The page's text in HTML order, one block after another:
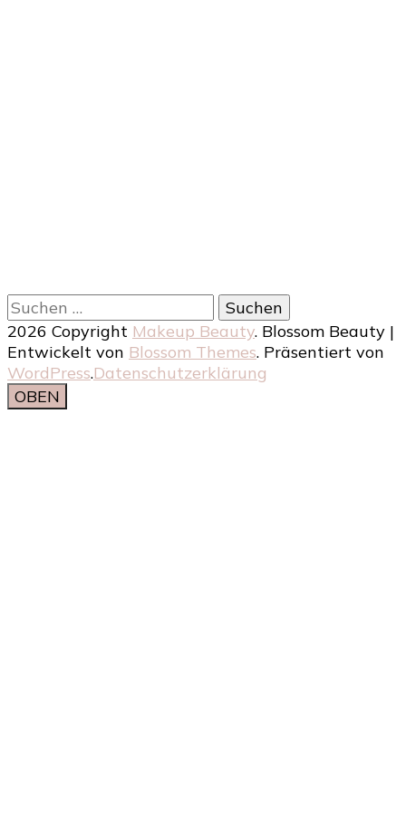
Suchen
nach:
2026 Copyright Makeup Beauty. Blossom Beauty |
Entwickelt von Blossom Themes. Präsentiert von
WordPress.Datenschutzerklärung
OBEN